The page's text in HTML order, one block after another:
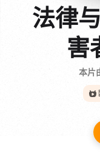
法律
害
本片